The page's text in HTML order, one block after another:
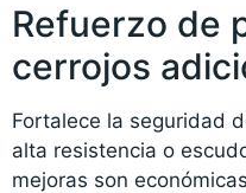
Refuerzo de
cerrojos
Fortalece la seguridad
alta resistencia o
mejoras son